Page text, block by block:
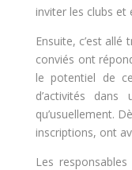
inviter les clubs et
Ensuite, c’est
conviés ont
le potentiel de
d’activités
qu’usuellement.
inscriptions, ont
Les